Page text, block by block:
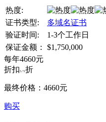
热度:
证书类型:
多域名证书
验证时间:
1-3个工作日
保证金额：
$1,750,000
每年4660元
折扣5.71折
最终价格： 4660元
购买